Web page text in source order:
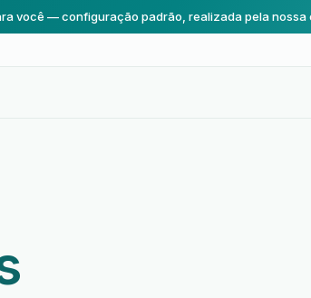
você — configuração padrão, realizada pela nossa